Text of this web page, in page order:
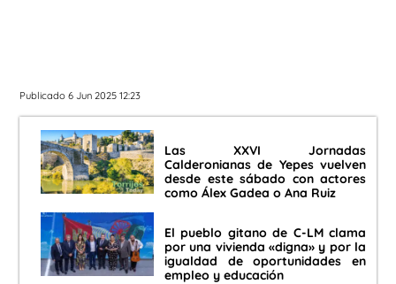
Publicado 6 Jun 2025 12:23
Las XXVI Jornadas
Calderonianas de Yepes vuelven
desde este sábado con actores
como Álex Gadea o Ana Ruiz
El pueblo gitano de C-LM clama
por una vivienda «digna» y por la
igualdad de oportunidades en
empleo y educación